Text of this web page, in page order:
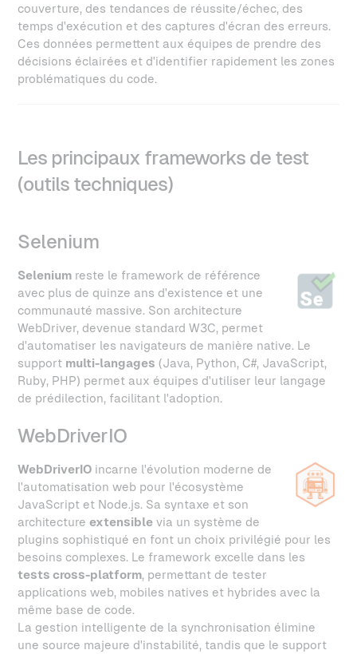
couverture, des tendances de réussite/échec, des
temps d'exécution et des captures d'écran des erreurs.
Ces données permettent aux équipes de prendre des
décisions éclairées et d'identifier rapidement les zones
problématiques du code.
Les principaux frameworks de test
(outils techniques)
Selenium
Selenium reste le framework de référence
avec plus de quinze ans d'existence et une
communauté massive. Son architecture
WebDriver, devenue standard W3C, permet
d'automatiser les navigateurs de manière native. Le
support multi-langages (Java, Python, C#, JavaScript,
Ruby, PHP) permet aux équipes d'utiliser leur langage
de prédilection, facilitant l'adoption.
WebDriverIO
WebDriverIO incarne l'évolution moderne de
l'automatisation web pour l'écosystème
JavaScript et Node.js. Sa syntaxe et son
architectureextensible via un système de
plugins sophistiqué en font un choix privilégié pour les
besoins complexes. Le framework excelle dans les
tests cross-platform, permettant de tester
applications web, mobiles natives et hybrides avec la
même base de code.
La gestion intelligente de la synchronisation élimine
une source majeure d'instabilité, tandis que le support